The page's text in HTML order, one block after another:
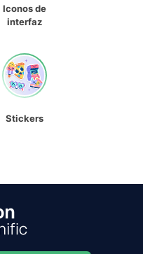
Iconos de
interfaz
Stickers